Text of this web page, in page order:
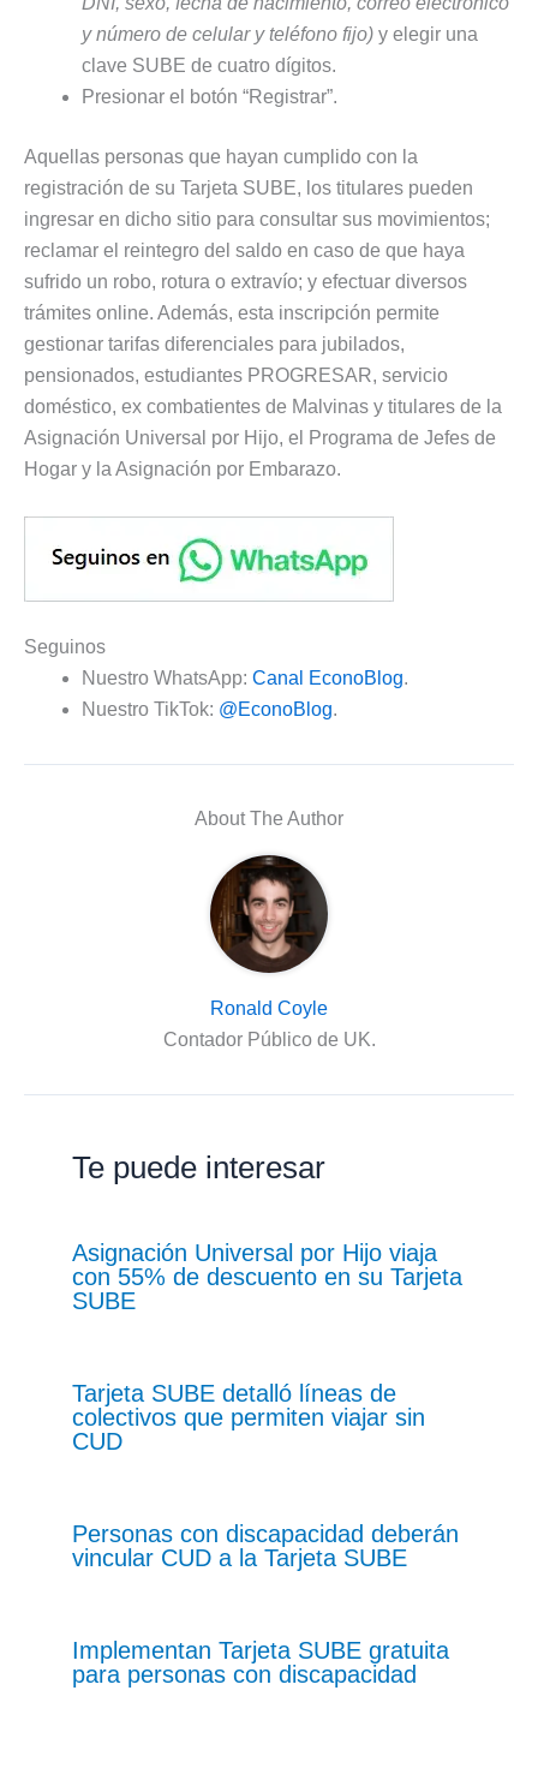
y número de celular y teléfono fijo) y elegir una
clave SUBE de cuatro dígitos.
Presionar el botón “Registrar”.
Aquellas personas que hayan cumplido con la
registración de su Tarjeta SUBE, los titulares pueden
ingresar en dicho sitio para consultar sus movimientos;
reclamar el reintegro del saldo en caso de que haya
sufrido un robo, rotura o extravío; y efectuar diversos
trámites online. Además, esta inscripción permite
gestionar tarifas diferenciales para jubilados,
pensionados, estudiantes PROGRESAR, servicio
doméstico, ex combatientes de Malvinas y titulares de la
Asignación Universal por Hijo, el Programa de Jefes de
Hogar y la Asignación por Embarazo.
Seguinos
Nuestro WhatsApp: Canal EconoBlog.
Nuestro TikTok: @EconoBlog.
About The Author
Ronald Coyle
Contador Público de UK.
Te puede interesar
Asignación Universal por Hijo viaja
con 55% de descuento en su Tarjeta
SUBE
Tarjeta SUBE detalló líneas de
colectivos que permiten viajar sin
CUD
Personas con discapacidad deberán
vincular CUD a la Tarjeta SUBE
Implementan Tarjeta SUBE gratuita
para personas con discapacidad